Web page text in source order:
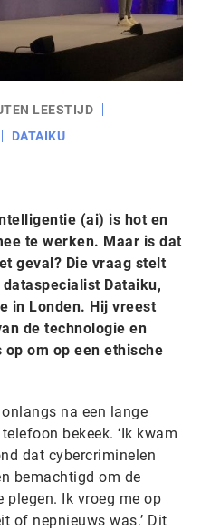
LEESTIJD
DATAIKU
(ai) is hot en
te werken. Maar is dat
geval? Die vraag stelt
Dataiku,
in Londen. Hij vreest
de technologie en
om op een ethische
na een lange
bekeek. ‘Ik kwam
dat cybercriminelen
bemachtigd om de
Ik vroeg me op
of nepnieuws was.’ Dit